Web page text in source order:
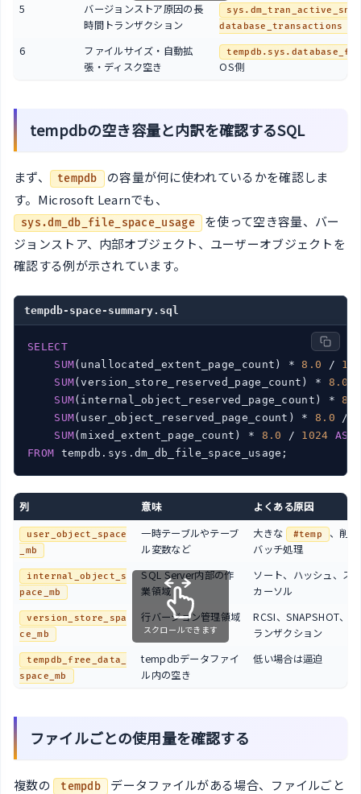
5
バージョンストア原因の長
時間トランザクション
database_transactions
6
ファイルサイズ・自動拡
張・ディスク空き
OS側
tempdbの空き容量と内訳を確認するSQL
まず、 tempdb
の容量が何に使われているかを確認しま
す。Microsoft Learnでも、
sys.dm_db_file_space_usage を使って空き容量、バー
ジョンストア、内部オブジェクト、ユーザーオブジェクトを
確認する例が示されています。
tempdb-space-summary.sql
SELECT
SUM(unallocated_extent_page_count) * 8.0 /
SUM(version_store_reserved_page_count) * 8.0
SUM(internal_object_reserved_page_count) *
SUM(user_object_reserved_page_count) * 8.0 /
SUM(mixed_extent_page_count) * 8.0 / 1024 AS
FROM
列 意味 よくある原因
user_object_space
_mb
一時テーブルやテーブ
ル変数など
大きな #temp
、削
バッチ処理
internal_object_s
pace_mb
SQL Server内部の作
業領域
ソート、ハッシュ、ス
カーソル
version_store_spa
ce_mb
行バージョン管理領域
RCSI、SNAPSHOT、
ランザクション
tempdb_free_data_
space_mb
tempdbデータファイ
ル内の空き
低い場合は逼迫
スクロールできます
ファイルごとの使用量を確認する
複数の tempdb
データファイルがある場合、ファイルごと